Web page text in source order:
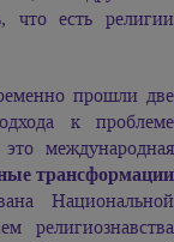
что есть религии
прошли две
к проблеме
международная
трансформации
Национальной